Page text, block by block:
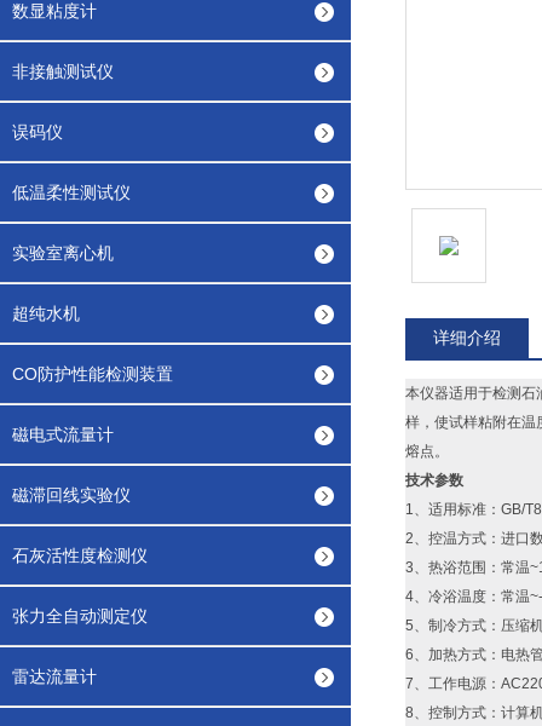
数显粘度计
非接触测试仪
误码仪
低温柔性测试仪
实验室离心机
超纯水机
CO防护性能检测装置
磁电式流量计
磁滞回线实验仪
石灰活性度检测仪
张力全自动测定仪
雷达流量计
详细介绍
本仪器适用于检测石
样，使试样粘附在温
熔点。
技术参数
1、适用标准：GB/
2、控温方式：进口
3、热浴范围：常温
4、冷浴温度：常温
5、制冷方式：压缩
6、加热方式：电热
7、工作电源：
8、控制方式：计算